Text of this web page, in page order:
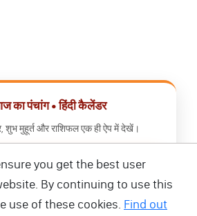
का पंचांग • हिंदी कैलेंडर
शुभ मुहूर्त और राशिफल एक ही ऐप में देखें।
कैलेंडर ऐप डाउनलोड करें
you get the best user
By continuing to use this
use of these cookies. Find out